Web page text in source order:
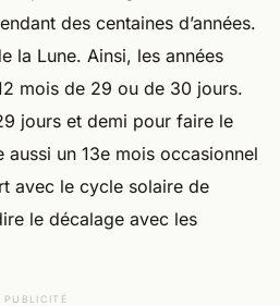
des centaines d’années.
la Lune. Ainsi, les années
mois de 29 ou de 30 jours.
jours et demi pour faire le
un 13e mois occasionnel
avec le cycle solaire de
le décalage avec les
PUBLICITÉ